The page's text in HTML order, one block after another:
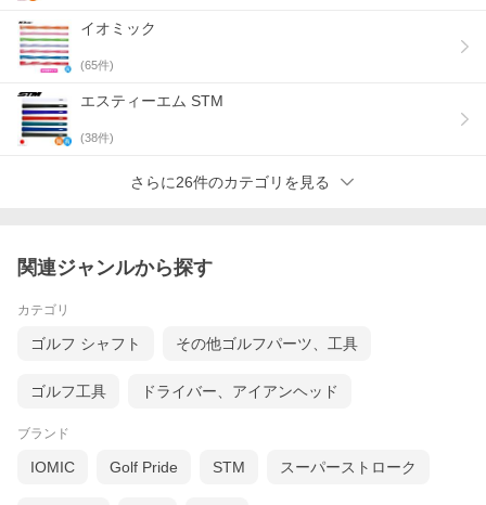
イオミック
(65件)
エスティーエム STM
(38件)
さらに26件のカテゴリを見る
関連ジャンルから探す
カテゴリ
ゴルフ シャフト その他ゴルフパーツ、工具
ゴルフ工具 ドライバー、アイアンヘッド
ブランド
IOMIC Golf Pride STM スーパーストローク